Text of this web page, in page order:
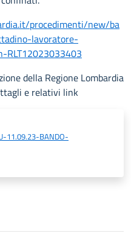
procedimenti/new/ba
lavoratore-
RLT12023033403
della Regione Lombardia
e relativi link
11.09.23-BANDO-